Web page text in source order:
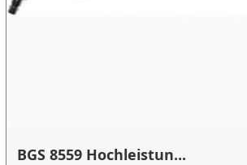
BGS 8559 Hochleistun...